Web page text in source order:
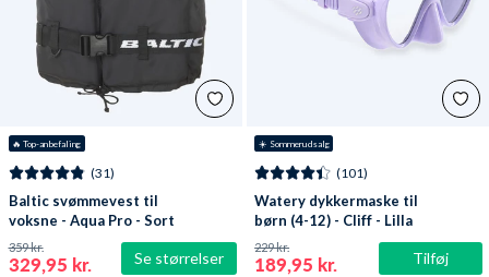
🔥 Top-anbefaling
Se størrelser
(31)
Baltic svømmevest til
voksne - Aqua Pro - Sort
329,95 kr.
359 kr.
☀️ Sommerudsalg
Tilføj
(101)
Watery dykkermaske til
børn (4-12) - Cliff - Lilla
189,95 kr.
229 kr.